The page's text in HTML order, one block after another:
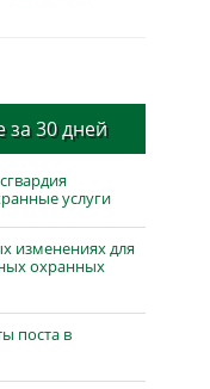
30 дней
услуги
изменениях для
охранных
поста в